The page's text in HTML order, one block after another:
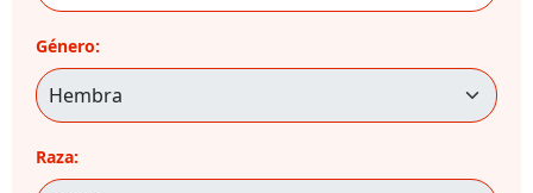
Género:
Raza: